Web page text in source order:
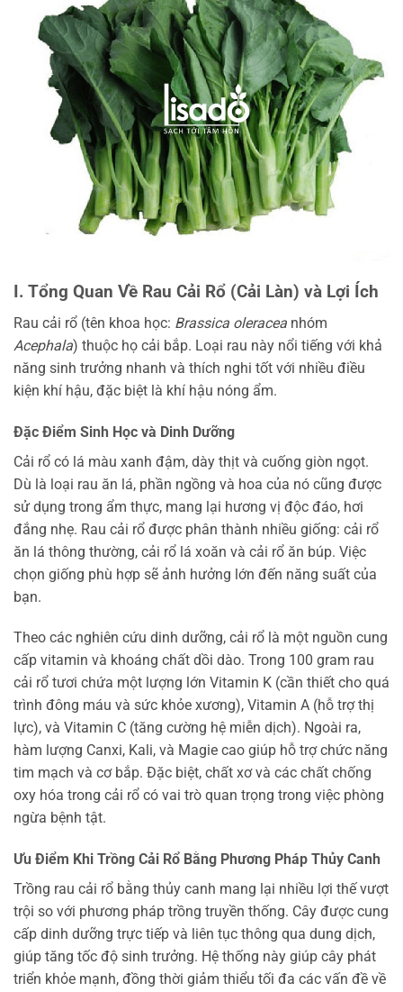
I. Tổng Quan Về Rau Cải Rổ (Cải Làn) và Lợi Ích
Rau cải rổ (tên khoa học: Brassica oleracea nhóm
Acephala) thuộc họ cải bắp. Loại rau này nổi tiếng với khả
năng sinh trưởng nhanh và thích nghi tốt với nhiều điều
kiện khí hậu, đặc biệt là khí hậu nóng ẩm.
Đặc Điểm Sinh Học và Dinh Dưỡng
Cải rổ có lá màu xanh đậm, dày thịt và cuống giòn ngọt.
Dù là loại rau ăn lá, phần ngồng và hoa của nó cũng được
sử dụng trong ẩm thực, mang lại hương vị độc đáo, hơi
đắng nhẹ. Rau cải rổ được phân thành nhiều giống: cải rổ
ăn lá thông thường, cải rổ lá xoăn và cải rổ ăn búp. Việc
chọn giống phù hợp sẽ ảnh hưởng lớn đến năng suất của
bạn.
Theo các nghiên cứu dinh dưỡng, cải rổ là một nguồn cung
cấp vitamin và khoáng chất dồi dào. Trong 100 gram rau
cải rổ tươi chứa một lượng lớn Vitamin K (cần thiết cho quá
trình đông máu và sức khỏe xương), Vitamin A (hỗ trợ thị
lực), và Vitamin C (tăng cường hệ miễn dịch). Ngoài ra,
hàm lượng Canxi, Kali, và Magie cao giúp hỗ trợ chức năng
tim mạch và cơ bắp. Đặc biệt, chất xơ và các chất chống
oxy hóa trong cải rổ có vai trò quan trọng trong việc phòng
ngừa bệnh tật.
Ưu Điểm Khi Trồng Cải Rổ Bằng Phương Pháp Thủy Canh
Trồng rau cải rổ bằng thủy canh mang lại nhiều lợi thế vượt
trội so với phương pháp trồng truyền thống. Cây được cung
cấp dinh dưỡng trực tiếp và liên tục thông qua dung dịch,
giúp tăng tốc độ sinh trưởng. Hệ thống này giúp cây phát
triển khỏe mạnh, đồng thời giảm thiểu tối đa các vấn đề về